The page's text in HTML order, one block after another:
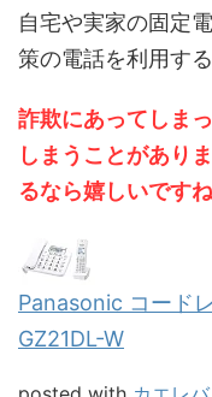
自宅や実家の固定
策の電話を利用す
詐欺にあってしま
しまうことがあり
るなら嬉しいですね
Panasonic コード
GZ21DL-W